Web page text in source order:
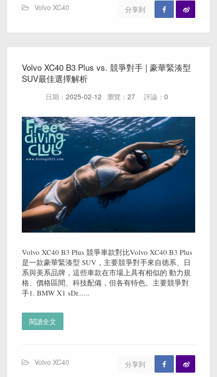
Volvo XC40 分享到
Volvo XC40 B3 Plus vs. 競爭對手 | 豪華緊湊型
SUV最佳選擇解析
日期： 2025-02-12 瀏覽： 27 評論： 0
Volvo XC40 B3 Plus 競爭車款對比Volvo XC40 B3 Plus
是一款豪華緊湊型 SUV，主要競爭對手來自德系、日
系與美系品牌，這些車款在市場上具有相似的 動力規
格、價格區間、科技配備，但各有特色。主要競爭對
手1. BMW X1 sDr......
閱讀全文
Volvo XC40 分享到